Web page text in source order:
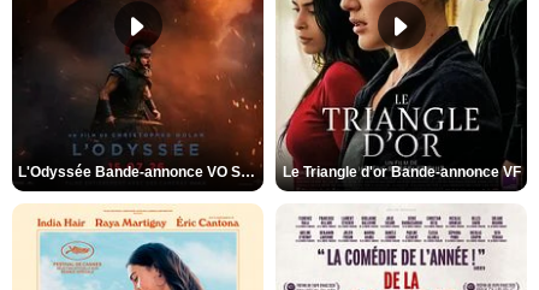
L'Odyssée Bande-annonce VO STFR Le Triangle d'or Bande-annonce VF